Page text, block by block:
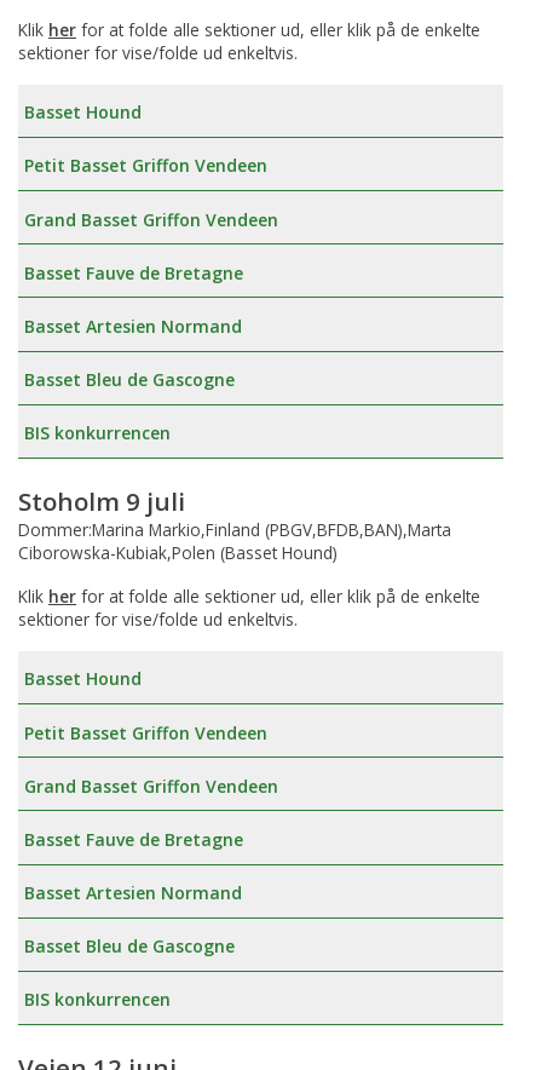
Klik her for at folde alle sektioner ud, eller klik på de enkelte
sektioner for vise/folde ud enkeltvis.
Basset Hound
Petit Basset Griffon Vendeen
Grand Basset Griffon Vendeen
Basset Fauve de Bretagne
Basset Artesien Normand
Basset Bleu de Gascogne
BIS konkurrencen
Stoholm 9 juli
Dommer:Marina Markio,Finland (PBGV,BFDB,BAN),Marta
Ciborowska-Kubiak,Polen (Basset Hound)
Klik her for at folde alle sektioner ud, eller klik på de enkelte
sektioner for vise/folde ud enkeltvis.
Basset Hound
Petit Basset Griffon Vendeen
Grand Basset Griffon Vendeen
Basset Fauve de Bretagne
Basset Artesien Normand
Basset Bleu de Gascogne
BIS konkurrencen